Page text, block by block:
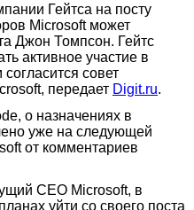
Гейтса на посту
Microsoft может
Джон Томпсон. Гейтс
активное участие в
совет
передает Digit.ru.
о назначениях в
уже на следующей
от комментариев
CEO Microsoft, в
уйти со своего поста